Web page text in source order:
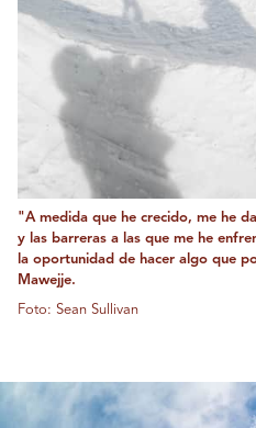
"A medida que he crecido, me he
y las barreras a las que me he
la oportunidad de hacer algo que
Mawejje.
Foto: Sean Sullivan